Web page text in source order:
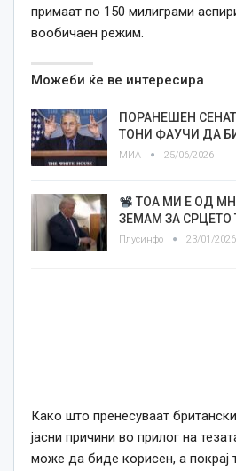
примаат по 150 милиграми
вообичаен режим.
Можеби ќе ве интересира
ПОРАНЕШЕН
ТОНИ ФАУЧИ ДА
МИА 25/06/2026
TOA МИ Е ОД
ЗЕМАМ ЗА СРЦЕТО
Плусинфо 23/01/2026
Како што пренесуваат
јасни причини во прилог на
може да биде корисен, а покрај